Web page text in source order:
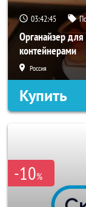
03:42:42
Органайзер
контейнерами
Россия
Купить
-10%